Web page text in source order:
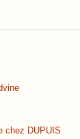
chez DUPUIS